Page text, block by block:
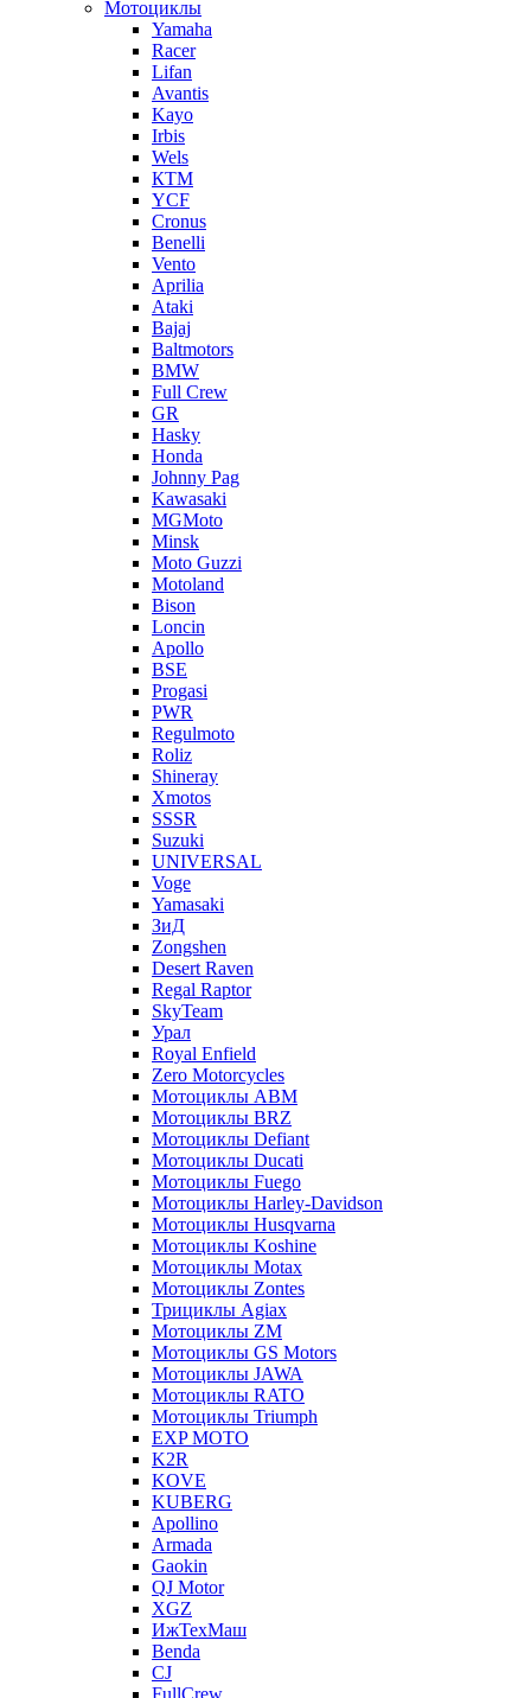
Мотоциклы
Yamaha
Racer
Lifan
Avantis
Kayo
Irbis
Wels
КТМ
YCF
Cronus
Benelli
Vento
Aprilia
Ataki
Bajaj
Baltmotors
BMW
Full Crew
GR
Hasky
Honda
Johnny Pag
Kawasaki
MGMoto
Minsk
Moto Guzzi
Motoland
Bison
Loncin
Apollo
BSE
Progasi
PWR
Regulmoto
Roliz
Shineray
Xmotos
SSSR
Suzuki
UNIVERSAL
Voge
Yamasaki
ЗиД
Zongshen
Desert Raven
Regal Raptor
SkyTeam
Урал
Royal Enfield
Zero Motorcycles
Мотоциклы ABM
Мотоциклы BRZ
Мотоциклы Defiant
Мотоциклы Ducati
Мотоциклы Fuego
Мотоциклы Harley-Davidson
Мотоциклы Husqvarna
Мотоциклы Koshine
Мотоциклы Motax
Мотоциклы Zontes
Трициклы Agiax
Мотоциклы ZM
Мотоциклы GS Motors
Мотоциклы JAWA
Мотоциклы RATO
Мотоциклы Triumph
EXP MOTO
K2R
KOVE
KUBERG
Apollino
Armada
Gaokin
QJ Motor
XGZ
ИжТехМаш
Benda
CJ
FullCrew